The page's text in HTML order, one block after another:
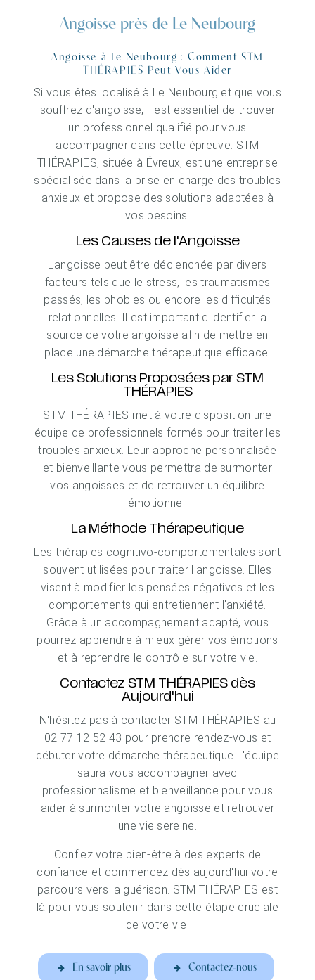
Angoisse près de Le Neubourg
Angoisse à Le Neubourg : Comment STM
THÉRAPIES Peut Vous Aider
Si vous êtes localisé à Le Neubourg et que vous
souffrez d'angoisse, il est essentiel de trouver
un professionnel qualifié pour vous
accompagner dans cette épreuve. STM
THÉRAPIES, située à Évreux, est une entreprise
spécialisée dans la prise en charge des troubles
anxieux et propose des solutions adaptées à
vos besoins.
Les Causes de l'Angoisse
L'angoisse peut être déclenchée par divers
facteurs tels que le stress, les traumatismes
passés, les phobies ou encore les difficultés
relationnelles. Il est important d'identifier la
source de votre angoisse afin de mettre en
place une démarche thérapeutique efficace.
Les Solutions Proposées par STM
THÉRAPIES
STM THÉRAPIES met à votre disposition une
équipe de professionnels formés pour traiter les
troubles anxieux. Leur approche personnalisée
et bienveillante vous permettra de surmonter
vos angoisses et de retrouver un équilibre
émotionnel.
La Méthode Thérapeutique
Les thérapies cognitivo-comportementales sont
souvent utilisées pour traiter l'angoisse. Elles
visent à modifier les pensées négatives et les
comportements qui entretiennent l'anxiété.
Grâce à un accompagnement adapté, vous
pourrez apprendre à mieux gérer vos émotions
et à reprendre le contrôle sur votre vie.
Contactez STM THÉRAPIES dès
Aujourd'hui
N'hésitez pas à contacter STM THÉRAPIES au
02 77 12 52 43 pour prendre rendez-vous et
débuter votre démarche thérapeutique. L'équipe
saura vous accompagner avec
professionnalisme et bienveillance pour vous
aider à surmonter votre angoisse et retrouver
une vie sereine.
Confiez votre bien-être à des experts de
confiance et commencez dès aujourd'hui votre
parcours vers la guérison. STM THÉRAPIES est
là pour vous soutenir dans cette étape cruciale
de votre vie.
En savoir plus Contactez-nous